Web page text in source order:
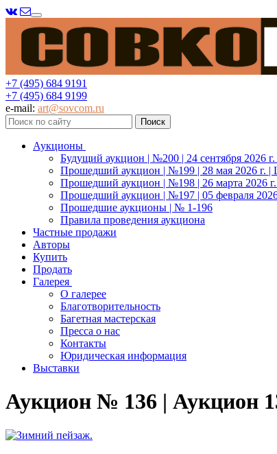
Меню
+7 (495) 684 9191
+7 (495) 684 9199
e-mail: art@sovcom.ru
Аукционы
Будущий аукцион | №200 | 24 сентября 2026
Прошедший аукцион | №199 | 28 мая 2026 г. |
Прошедший аукцион | №198 | 26 марта 2026
Прошедший аукцион | №197 | 05 февраля
Прошедшие аукционы | № 1-196
Правила проведения аукциона
Частные продажи
Авторы
Купить
Продать
Галерея
О галерее
Благотворительность
Багетная мастерская
Пресса о нас
Контакты
Юридическая информация
Выставки
Аукцион № 136 | Аукцион